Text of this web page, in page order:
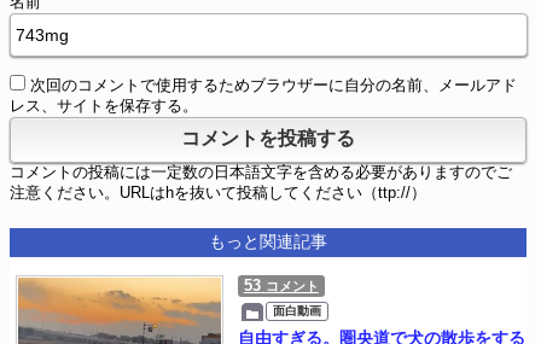
次回のコメントで使用するためブラウザーに自分の名前、メールアド
レス、サイトを保存する。
コメントの投稿には一定数の日本語文字を含める必要がありますのでご
注意ください。URLはhを抜いて投稿してください（ttp://）
もっと関連記事
53 コメント
面白動画
自由すぎる。圏央道で犬の散歩をする